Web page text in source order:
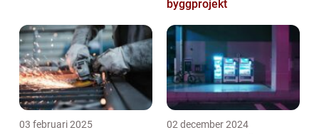
byggprojekt
03 februari 2025 02 december 2024